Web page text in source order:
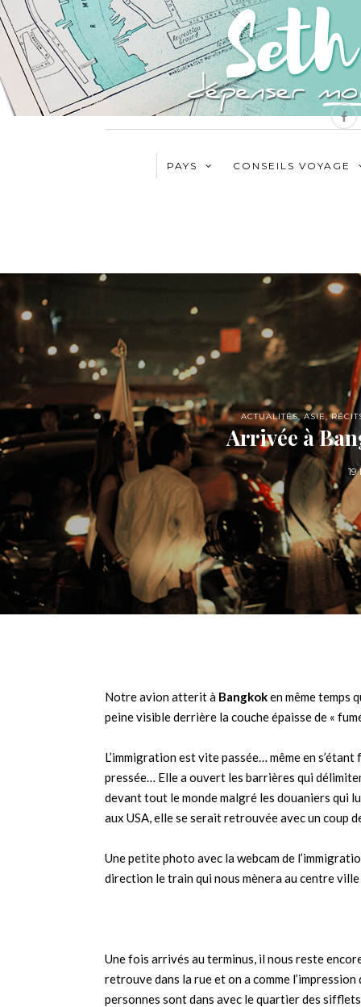
PAYS CONSEILS VOYAGE
ACTUALITÉS,ASIE,
Arrivée à
19
Notre avion atterit à Bangkoken même temps
peine visible derrière la couche épaisse de «
L’immigration est vite passée… même en
pressée… Elle a ouvert les barrières qui
devant tout le monde malgré les douaniers qui
aux USA, elle se serait retrouvée avec un coup
Une petite photo avec la webcam de
direction le train qui nous mènera au centre
Une fois arrivés au terminus, il nous reste
retrouve dans la rue et on a comme
personnes sont dans avec le quartier des